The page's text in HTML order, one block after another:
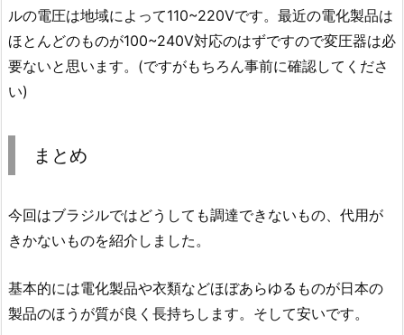
ルの電圧は地域によって110~220Vです。最近の電化製品は
ほとんどのものが100~240V対応のはずですので変圧器は必
要ないと思います。(ですがもちろん事前に確認してくださ
い)
まとめ
今回はブラジルではどうしても調達できないもの、代用が
きかないものを紹介しました。
基本的には電化製品や衣類などほぼあらゆるものが日本の
製品のほうが質が良く長持ちします。そして安いです。